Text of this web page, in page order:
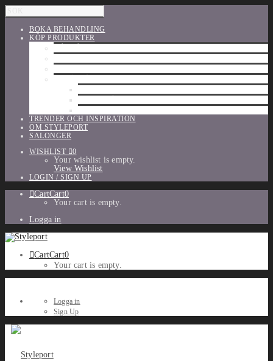
BOKA BEHANDLING
KÖP PRODUKTER
TRENDER OCH INSPIRATION
OM STYLEPORT
SALONGER
WISHLIST
0
Your wishlist is empty.
View Wishlist
LOGIN / SIGN UP
CartCart0
Your cart is empty.
Logga in
CartCart0
Your cart is empty.
Logga in
Sign Up